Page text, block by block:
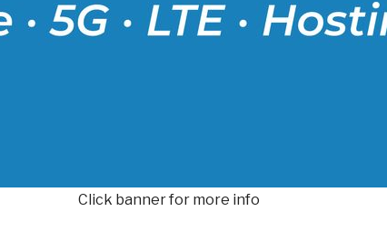
Click banner for more info